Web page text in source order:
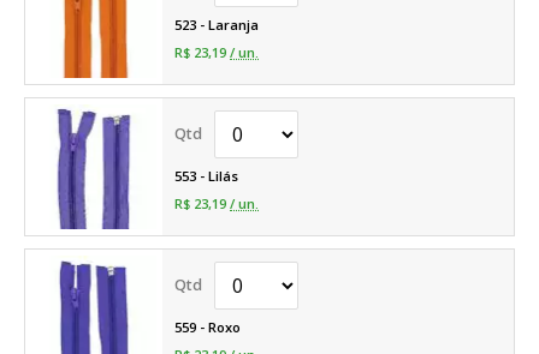
523 - Laranja
R$ 23,19 / un.
553 - Lilás
R$ 23,19 / un.
559 - Roxo